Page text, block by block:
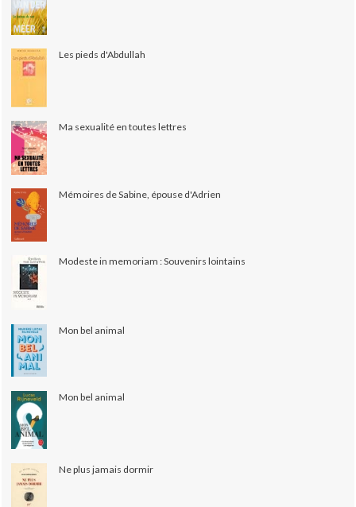
Les pieds d'Abdullah
Ma sexualité en toutes lettres
Mémoires de Sabine, épouse d'Adrien
Modeste in memoriam : Souvenirs lointains
Mon bel animal
Mon bel animal
Ne plus jamais dormir